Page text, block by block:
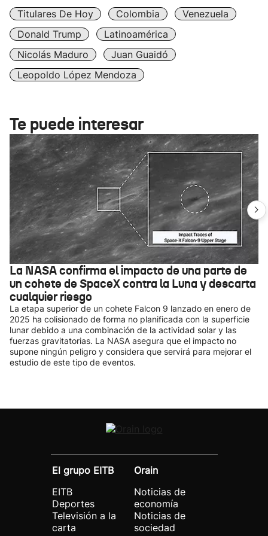
Titulares De Hoy
Colombia
Venezuela
Donald Trump
Latinoamérica
Nicolás Maduro
Juan Guaidó
Leopoldo López Mendoza
Te puede interesar
La NASA confirma el impacto de una parte de
un cohete de SpaceX contra la Luna y descarta
cualquier riesgo
La etapa superior de un cohete Falcon 9 lanzado en enero de
2025 ha colisionado de forma no planificada con la superficie
lunar debido a una combinación de la actividad solar y las
fuerzas gravitatorias. La NASA asegura que el impacto no
supone ningún peligro y considera que servirá para mejorar el
estudio de este tipo de eventos.
El grupo EITB
EITB
Deportes
Televisión a la
carta
Orain
Noticias de
economía
Noticias de
sociedad